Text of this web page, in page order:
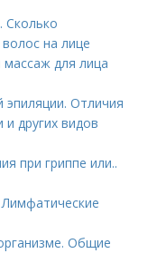
Сколько
на лице
массаж для лица
эпиляции. Отличия
других видов
при гриппе или..
Общие